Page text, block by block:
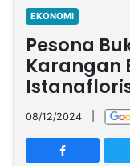
Nasional
International
Olahraga
Entertainment
Daerah
Pariwisata
Kuliner
Kolom
Network
PT
TREETAN
EKONOMI
Pesona
Karangan
08/12/2024